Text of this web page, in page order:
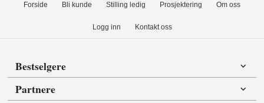
Forside Bli kunde Stilling ledig Prosjektering Om oss
Logg inn Kontakt oss
Bestselgere
Partnere